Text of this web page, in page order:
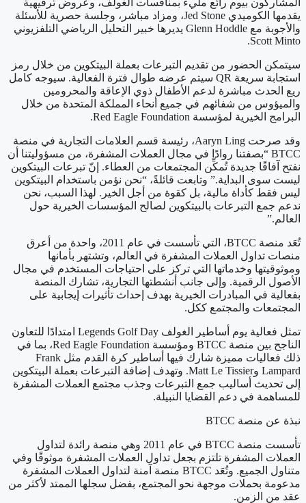
يقدمها الكوميدي Jed Stone، ومزاد مباشر، وجلسة حصرية للأسئلة
والأجوبة مع Glenn Hoddle يديرها خبير التحليل الرياضي التلفزيوني
Scott Minto.
سيتمكن الحضور من تقديم التبرعات بعملة البيتكوين من خلال رمز
استجابة سريعة QR سيتم عرضه طوال فترة الفعالية. سيوجه كامل
ريع الحدث مباشرة لدعم الأطفال ذوي الإعاقة والمحرومين
والميؤوس من شفائهم في جميع أنحاء المملكة المتحدة من خلال
البرامج الخيرية لمؤسسة Red Eagle Foundation.
وقد صرحت Aaryn Ling، رئيسة قسم العلامات التجارية في منصة
BTCC “بصفتنا روادًا في مجال العملات المشفرة، من مسؤوليتنا أن
نفتح آفاقًا جديدة تُمكِّن المجتمعات من العطاء. إنّ تبرعات البيتكوين
ليست سوى البداية.” وتابعت قائلةً، “نحن نؤمن باستخدام البيتكوين
ليس فقط كأداة مالية، بل كقوة من أجل الخير. لهذا السبب، نحن
ندعم جمع التبرعات بالبيتكوين لصالح المؤسسات الخيرية حول
العالم.”
تُعَد منصة BTCC، التي تأسست في عام 2011، واحدة من أعرق
منصات تداول العملات المشفرة في العالم، وتشتهر بأمانها
وموثوقيتها وخدماتها التي تركز على احتياجات المستخدم في مجال
الأصول الرقمية. وإلى جانب أنشطتها التجارية، تشارك المنصة
بفعالية في المبادرات الخيرية بهدف إحداث تأثيرات إيجابية على
المجتمعات والمجتمع ككل.
تمثل فعالية يوم أساطير الغولف Legends Golf Day امتدادًا للتعاون
الناجح بين منصة BTCC ومؤسسة Red Eagle Foundation، بما في
ذلك فعاليات مميزة شارك فيها أساطير كرة القدم مثل Frank
Lampard وMatt Le Tissier. وتهدف إضافة التبرعات بعملة البيتكوين
إلى تحديث أساليب جمع التبرعات وجذب مجتمع العملات المشفرة
للمساهمة في دعم القضايا النبيلة.
نبذة عن منصة BTCC
تأسست منصة BTCC في عام 2011 وهي منصة رائدة لتداول
العملات المشفرة تلتزم بجعل تداول العملات المشفرة موثوقًا وفي
متناول الجميع. وتُعَد BTCC منصة آمنة لتداول العملات المشفرة
مدعومة بحملات موجهة نحو المجتمع، بفضل سجلها الممتد لأكثر من
عقد من الزمن.